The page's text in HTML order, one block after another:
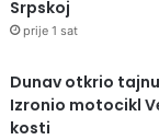
Srpskoj
prije 1 sat
Dunav otkrio
Izronio motocikl
kosti